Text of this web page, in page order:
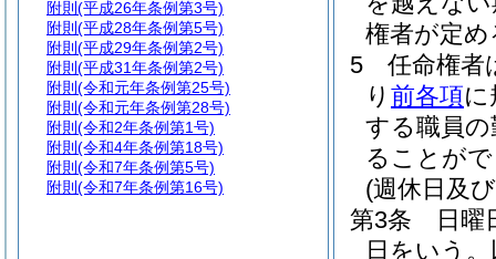
権者が定め
5
任命権者
り 前各項に
する職員
ることが
(週休日及
第3条
日曜
日をいう
附則 (平成26年条例第3号)
附則 (平成28年条例第5号)
附則 (平成29年条例第2号)
附則 (平成31年条例第2号)
附則 (令和元年条例第25号)
附則 (令和元年条例第28号)
附則 (令和2年条例第1号)
附則 (令和4年条例第18号)
附則 (令和7年条例第5号)
附則 (令和7年条例第16号)